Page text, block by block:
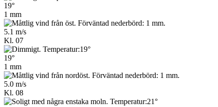
19°
1 mm
5.1 m/s
Kl. 07
19°
1 mm
5.0 m/s
Kl. 08